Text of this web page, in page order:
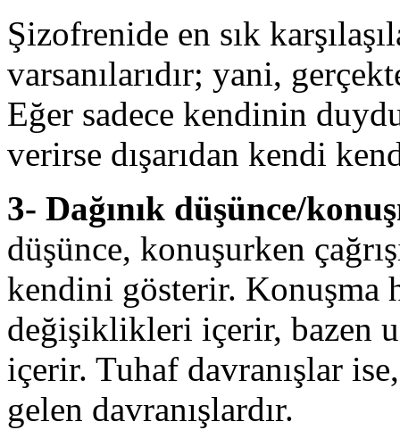
Şizofrenide en sık
varsanılarıdır; yani,
Eğer sadece kendinin
verirse dışarıdan kendi
3- Dağınık düşünce/
düşünce, konuşurken
kendini gösterir. Konuşma
değişiklikleri içerir, bazen
içerir. Tuhaf davranışlar
gelen davranışlardır.